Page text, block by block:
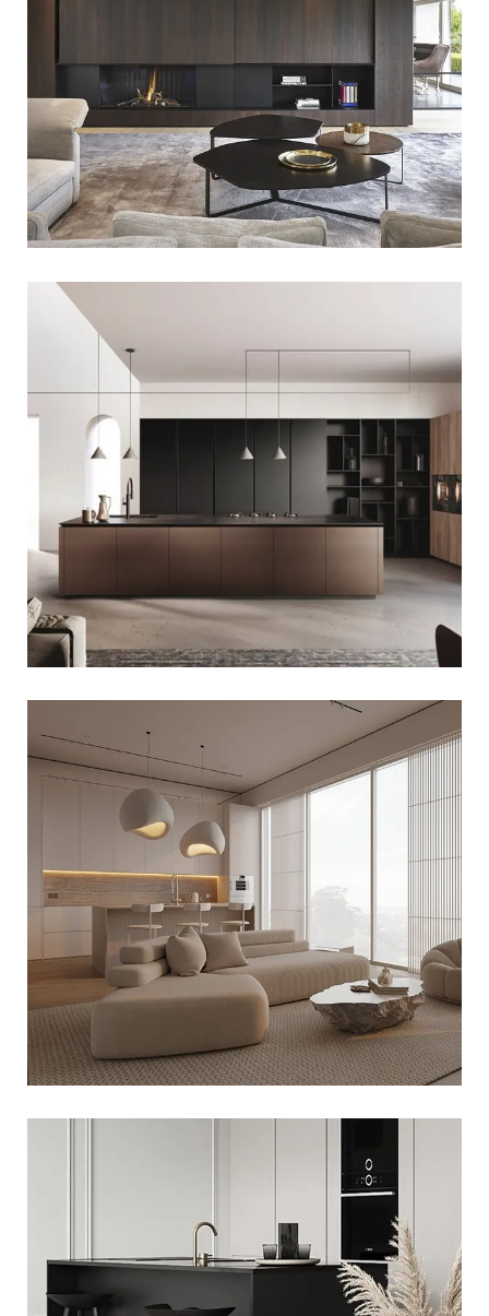
SALON W CIEPŁYCH BARWACH
KUCHNIA Z WYSPĄ
WNĘTRZE W STYLU JAPANDI